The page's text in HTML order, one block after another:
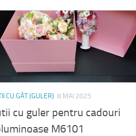
CU GÂT (GULER) 8 MAI 2025
cu guler pentru cadouri
M6101